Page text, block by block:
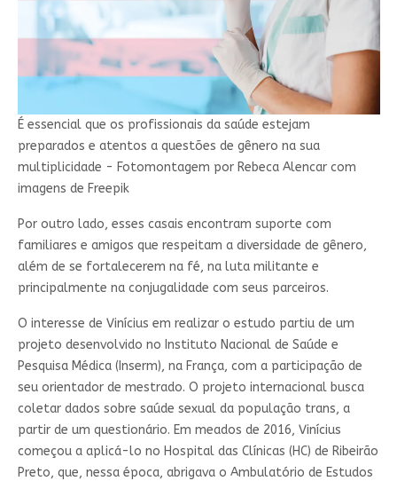
É essencial que os profissionais da saúde estejam
preparados e atentos a questões de gênero na sua
multiplicidade - Fotomontagem por Rebeca Alencar com
imagens de Freepik
Por outro lado, esses casais encontram suporte com
familiares e amigos que respeitam a diversidade de gênero,
além de se fortalecerem na fé, na luta militante e
principalmente na conjugalidade com seus parceiros.
O interesse de Vinícius em realizar o estudo partiu de um
projeto desenvolvido no Instituto Nacional de Saúde e
Pesquisa Médica (Inserm), na França, com a participação de
seu orientador de mestrado. O projeto internacional busca
coletar dados sobre saúde sexual da população trans, a
partir de um questionário. Em meados de 2016, Vinícius
começou a aplicá-lo no Hospital das Clínicas (HC) de Ribeirão
Preto, que, nessa época, abrigava o Ambulatório de Estudos